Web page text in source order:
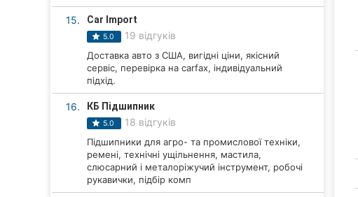
15. Car Import
5.0 19 відгуків
Доставка авто з США, вигідні ціни, якісний
сервіс, перевірка на carfax, індивідуальний
підхід.
16. КБ Підшипник
5.0 18 відгуків
Підшипники для агро- та промислової техніки,
ремені, технічні ущільнення, мастила,
слюсарний і металоріжучий інструмент, робочі
рукавички, підбір комп